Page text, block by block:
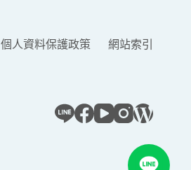
個人資料保護政策
網站索引